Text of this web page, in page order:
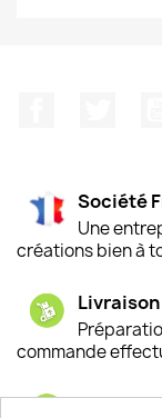
Société
Une
créations bien à
Livraison
commande